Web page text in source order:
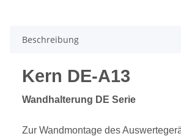
Beschreibung
Kern DE-A13
Wandhalterung DE Serie
Zur Wandmontage des